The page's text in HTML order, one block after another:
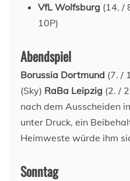
VfL Wolfsburg (14. /
10P)
Abendspiel
Borussia Dortmund (7. /
(Sky) RaBa Leipzig (2. /
nach dem Ausscheiden
unter Druck, ein
Heimweste würde ihm
Sonntag